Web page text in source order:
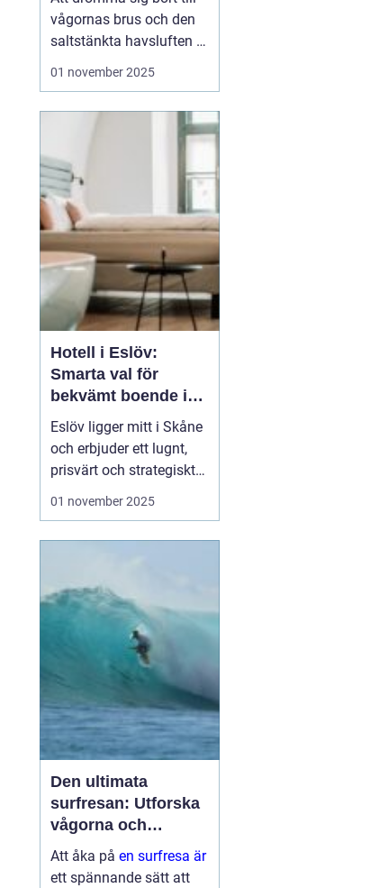
vågornas brus och den
saltstänkta havsluften är
en längtan många
surfcamp som ett
perfekt alternati...
01 november 2025
Hotell i Eslöv:
Smarta val för
bekvämt boende i
hjärtat av Skåne
Eslöv ligger mitt i Skåne
och erbjuder ett lugnt,
prisvärt och strategiskt
boendealternativ för
parkering ...
01 november 2025
Den ultimata
surfresan: Utforska
vågorna och
upptäck äventyret
Att åka på en surfresa är
ett spännande sätt att